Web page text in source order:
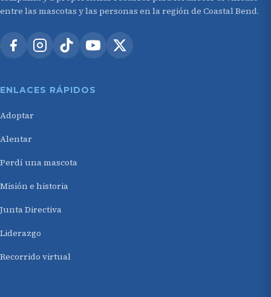
entre las mascotas y las personas en la región de Coastal Bend.
ENLACES RÁPIDOS
Adoptar
Alentar
Perdí una mascota
Misión e historia
Junta Directiva
Liderazgo
Recorrido virtual